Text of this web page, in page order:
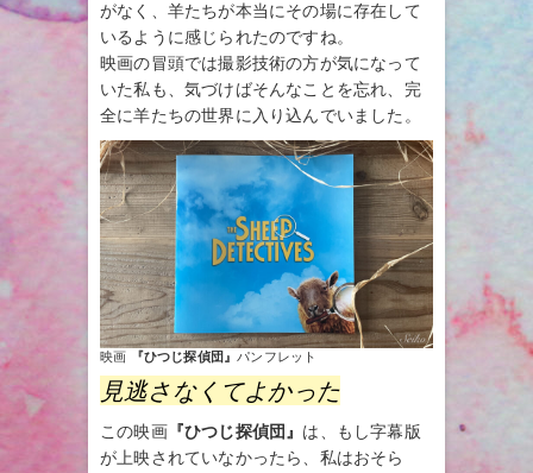
がなく、羊たちが本当にその場に存在して
いるように感じられたのですね。
映画の冒頭では撮影技術の方が気になって
いた私も、気づけばそんなことを忘れ、完
全に羊たちの世界に入り込んでいました。
映画 『ひつじ探偵団』パンフレット
見逃さなくてよかった
この映画『ひつじ探偵団』 は、もし字幕版
が上映されていなかったら、私はおそら